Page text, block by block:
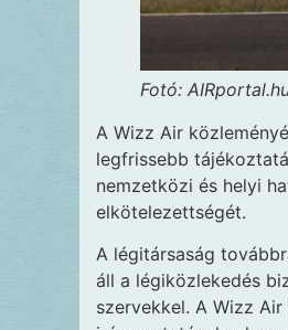
Fotó:
A Wizz Air
legfrissebb
nemzetközi és helyi
elkötelezettségét.
A légitársaság
áll a légiközlekedés
szervekkel. A Wizz